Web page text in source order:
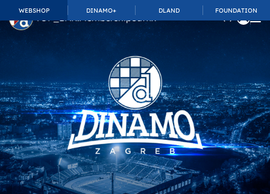
WEBSHOP DINAMO+ DLAND FOUNDATION
TOP_BAR.MembershipSuffix